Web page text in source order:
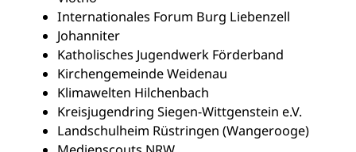
Internationales Forum Burg Liebenzell
Johanniter
Katholisches Jugendwerk Förderband
Kirchengemeinde Weidenau
Klimawelten Hilchenbach
Kreisjugendring Siegen-Wittgenstein e.V.
Landschulheim Rüstringen (Wangerooge)